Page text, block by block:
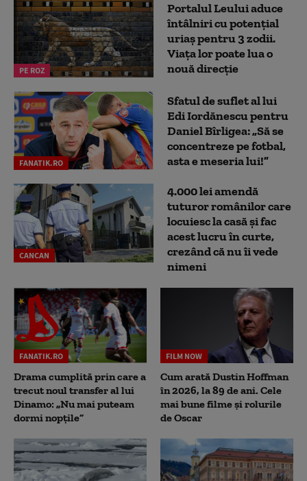
PE ROZ
Portalul Leului aduce
întâlniri cu potențial
uriaș pentru 3 zodii.
Viața lor poate lua o
nouă direcție
FANATIK.RO
Sfatul de suflet al lui
Edi Iordănescu pentru
Daniel Bîrligea: „Să se
concentreze pe fotbal,
asta e meseria lui!”
CANCAN
4.000 lei amendă
tuturor românilor care
locuiesc la casă și fac
acest lucru în curte,
crezând că nu îi vede
nimeni
FANATIK.RO
Drama cumplită prin care a
trecut noul transfer al lui
Dinamo: „Nu mai puteam
dormi nopțile”
FILM NOW
Cum arată Dustin Hoffman
în 2026, la 89 de ani. Cele
mai bune filme și rolurile
de Oscar